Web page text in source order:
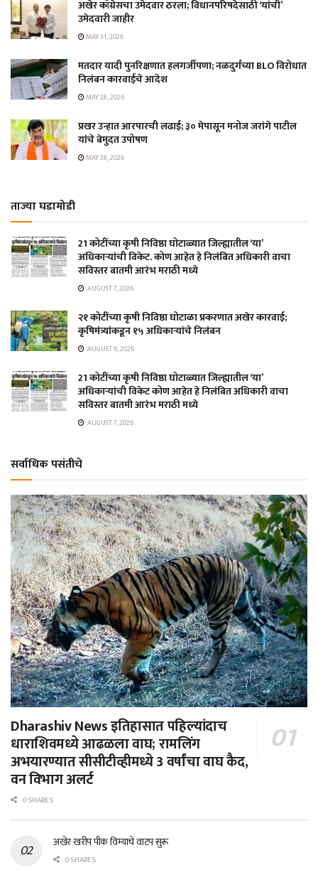
अखेर काँग्रेसचा उमेदवार ठरला; विधानपरिषदेसाठी ‘यांची’
उमेदवारी जाहीर
MAY 31, 2026
मतदार यादी पुनरिक्षणात हलगर्जीपणा; नळदुर्गच्या BLO विरोधात
निलंबन कारवाईचे आदेश
MAY 28, 2026
प्रखर उन्हात आरपारची लढाई; ३० मेपासून मनोज जरांगे पाटील
यांचे बेमुदत उपोषण
MAY 28, 2026
ताज्या घडामोडी
21 कोटींच्या कृषी निविष्ठा घोटाळ्यात जिल्ह्यातील ‘या’
अधिकाऱ्यांची विकेट. कोण आहेत हे निलंबित अधिकारी वाचा
सविस्तर बातमी आरंभ मराठी मध्ये
AUGUST 7, 2026
२१ कोटींच्या कृषी निविष्ठा घोटाळा प्रकरणात अखेर कारवाई;
कृषिमंत्र्यांकडून १५ अधिकाऱ्यांचे निलंबन
AUGUST 6, 2026
21 कोटींच्या कृषी निविष्ठा घोटाळ्यात जिल्ह्यातील ‘या’
अधिकाऱ्यांची विकेट कोण आहेत हे निलंबित अधिकारी वाचा
सविस्तर बातमी आरंभ मराठी मध्ये
AUGUST 7, 2026
सर्वाधिक पसंतीचे
Dharashiv News इतिहासात पहिल्यांदाच
धाराशिवमध्ये आढळला वाघ; रामलिंग
अभयारण्यात सीसीटीव्हीमध्ये 3 वर्षांचा वाघ कैद,
वन विभाग अलर्ट
0 SHARES
अखेर खरीप पीक विम्याचे वाटप सुरू
0 SHARES